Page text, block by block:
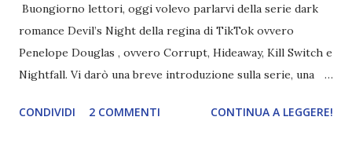
Buongiorno lettori, oggi volevo parlarvi della serie dark
romance Devil’s Night della regina di TikTok ovvero
Penelope Douglas , ovvero Corrupt, Hideaway, Kill Switch e
Nightfall. Vi darò una breve introduzione sulla serie, una
e anche un breve commento sui libri singoli. I libri sono in
CONDIVIDI 2 COMMENTI CONTINUA A LEGGERE!